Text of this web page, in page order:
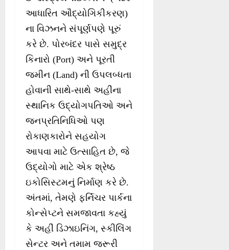
આધારિત ઔદ્યોગિકીકરણ)
ના વિઝનને સંપૂર્ણપણે પૂરું
કરે છે. પોરબંદર પાસે સમુદ્ર
કિનારો (Port) અને પૂરતી
જમીન (Land) ની ઉપલબ્ધતા
હોવાની સાથે-સાથે અહીંના
સ્થાનિક ઉદ્યોગપતિઓ અને
જનપ્રતિનિધિઓ પણ
રોકાણકારોને સહયોગ
આપવા માટે ઉત્સાહિત છે, જે
ઉદ્યોગો માટે એક શ્રેષ્ઠ
ઇકોસિસ્ટમનું નિર્માણ કરે છે.
અંતમાં, તેમણે ફર્નિચર પાર્કના
કોન્સેપ્ટને સમજાવતા કહ્યું
કે અહીં ડિઝાઇનિંગ, સ્કીલિંગ
સેન્ટર અને તમામ જરૂરી